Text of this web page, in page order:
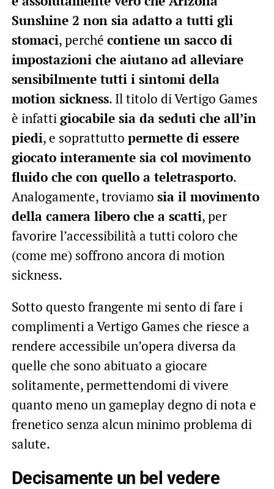
Sunshine 2 non sia adatto a tutti gli
stomaci, perché contiene un sacco di
impostazioni che aiutano ad alleviare
sensibilmente tutti i sintomi della
motion sickness. Il titolo di Vertigo Games
è infattigiocabile sia da seduti che all’in
piedi, e soprattutto permette di essere
giocato interamente sia col movimento
fluido che con quello a teletrasporto.
Analogamente, troviamo sia il movimento
della camera libero che a scatti, per
favorire l’accessibilità a tutti coloro che
(come me) soffrono ancora di motion
sickness.
Sotto questo frangente mi sento di fare i
complimenti a Vertigo Games che riesce a
rendere accessibile un’opera diversa da
quelle che sono abituato a giocare
solitamente, permettendomi di vivere
quanto meno un gameplay degno di nota e
frenetico senza alcun minimo problema di
salute.
Decisamente un bel vedere